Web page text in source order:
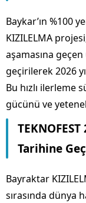
Baykar’ın %100
KIZILELMA
aşamasına
geçirilerek 2026
Bu hızlı ilerleme
gücünü ve
Tarihine
Bayraktar
sırasında dünya